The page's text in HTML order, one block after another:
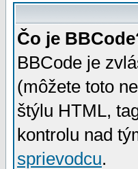
Čo je
BBCode je
(môžete toto
štýlu HTML,
kontrolu nad
sprievodcu.